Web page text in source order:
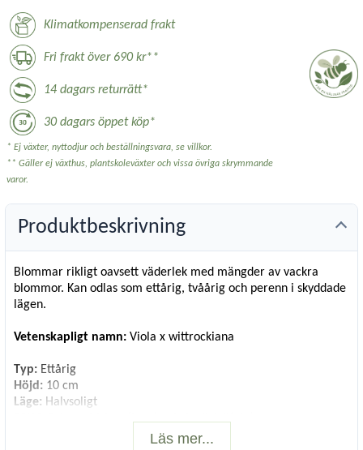
Klimatkompenserad frakt
Fri frakt över 690 kr**
14 dagars returrätt*
30 dagars öppet köp*
* Ej växter, nyttodjur och beställningsvara, se villkor.
** Gäller ej växthus, plantskoleväxter och vissa övriga skrymmande
varor.
Produktbeskrivning
Blommar rikligt oavsett väderlek med mängder av vackra
blommor. Kan odlas som ettårig, tvåårig och perenn i skyddade
lägen.
Vetenskapligt namn: Viola x wittrockiana
Typ: Ettårig
Höjd: 10 cm
Läge: Halvsoligt
Februari-Mars (inne) och April-Juli(ute)
Oktober-JuliLäs mer...